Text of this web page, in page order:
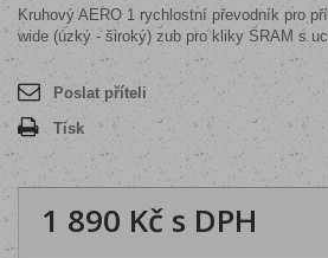
Kruhový AERO 1 rychlostní převodník pro
wide (úzký - široký) zub pro kliky SRAM s
Poslat příteli
Tisk
1 890 Kč s DPH